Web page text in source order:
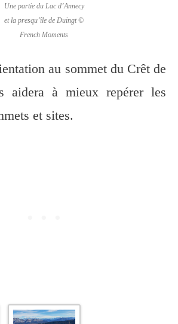
Une partie du Lac d’Annecy
et la presqu’île de Duingt ©
French Moments
au sommet du Crêt de
aidera à mieux repérer les
et sites.